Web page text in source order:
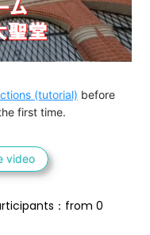
(tutorial) before
first time.
video
：from 0